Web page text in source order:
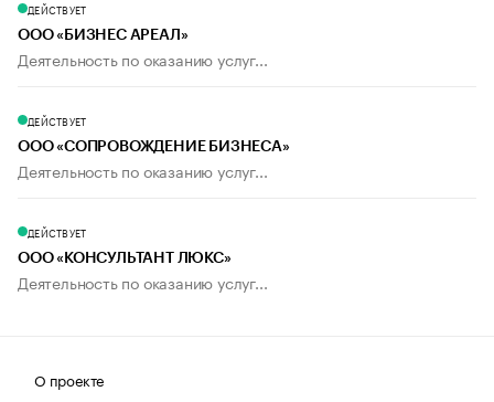
ДЕЙСТВУЕТ
ООО «БИЗНЕС АРЕАЛ»
Деятельность по оказанию услуг...
ДЕЙСТВУЕТ
ООО «СОПРОВОЖДЕНИЕ БИЗНЕСА»
Деятельность по оказанию услуг...
ДЕЙСТВУЕТ
ООО «КОНСУЛЬТАНТ ЛЮКС»
Деятельность по оказанию услуг...
О проекте